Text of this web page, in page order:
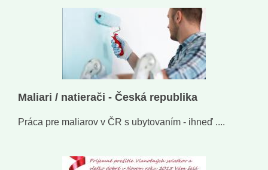
Maliari / natierači - Česká republika
Práca pre maliarov v ČR s ubytovaním - ihneď ....